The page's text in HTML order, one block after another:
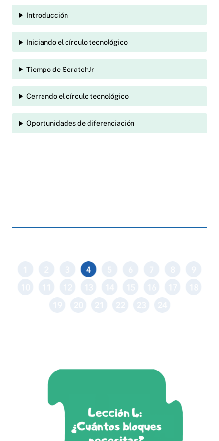
Introducción
Iniciando el círculo tecnológico
Tiempo de ScratchJr
Cerrando el círculo tecnológico
Oportunidades de diferenciación